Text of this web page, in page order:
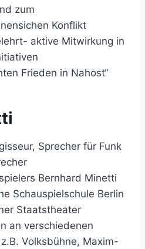
zum
Konflikt
aktive Mitwirkung in
Frieden in Nahost“
Sprecher für Funk
Bernhard Minetti
Schauspielschule Berlin
Staatstheater
an verschiedenen
Volksbühne, Maxim-